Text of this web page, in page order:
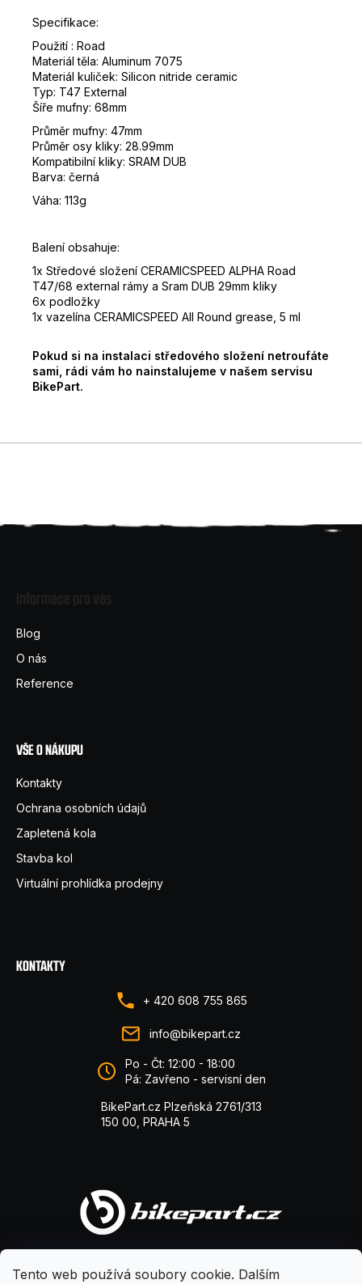
Tento web používá soubory cookie. Dalším
Specifikace:
Použití : Road
Materiál těla: Aluminum 7075
Materiál kuliček: Silicon nitride ceramic
Typ: T47 External
Šíře mufny: 68mm
Průměr mufny: 47mm
Průměr osy kliky: 28.99mm
Kompatibilní kliky: SRAM DUB
Barva: černá
Váha: 113g
Balení obsahuje:
1x Středové složení CERAMICSPEED ALPHA Road
T47/68 external rámy a Sram DUB 29mm kliky
6x podložky
1x vazelína CERAMICSPEED All Round grease, 5 ml
Pokud si na instalaci středového složení netroufáte
sami, rádi vám ho nainstalujeme v našem servisu
BikePart.
Blog
O nás
Reference
VŠE O NÁKUPU
Kontakty
Ochrana osobních údajů
Zapletená kola
Stavba kol
Virtuální prohlídka prodejny
KONTAKTY
+ 420 608 755 865
info@bikepart.cz
Po - Čt: 12:00 - 18:00
Pá: Zavřeno - servisní den
BikePart.cz Plzeňská 2761/313
150 00, PRAHA 5